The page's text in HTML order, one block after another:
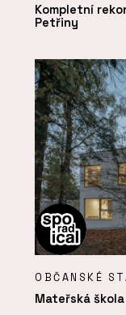
Kompletní
Petřiny
OBČANSKÉ
Mateřská